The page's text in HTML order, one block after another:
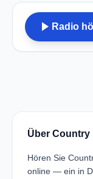
play_arrow Radio
Über Country
Hören Sie
online — ein in